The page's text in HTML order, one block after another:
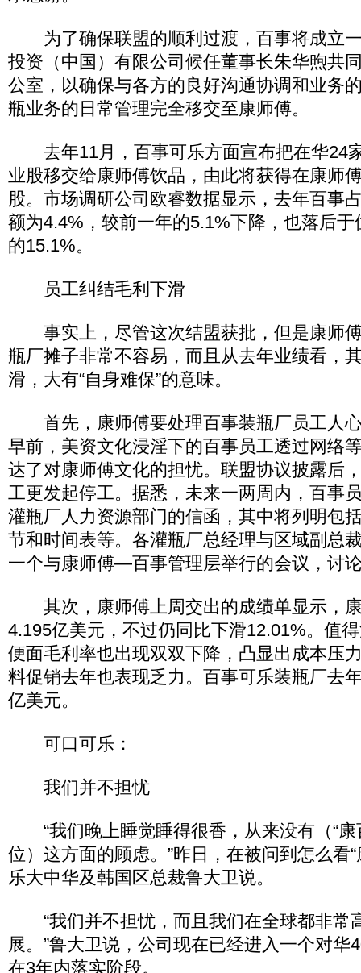
为了确保联盟的顺利过渡，百事将成立
投资（中国）有限公司候任董事长朱华煦共
公室，以确保与各方的良好沟通协调和业务
瓶业务的日常管理完全移交至康师傅。
去年11月，百事可乐方面宣布把在华24
业股移交给康师傅饮品，由此将获得在康师
股。市场调研公司欧睿数据显示，去年百事
额为4.4%，较前一年的5.1%下降，也落后
的15.1%。
员工纠结毛利下滑
事实上，尽管这次结盟获批，但是康师
瓶厂摊子非常不容易，而且从去年业绩看，
滑，大有“自身难保”的意味。
首先，康师傅要处理百事装瓶厂员工人
早前，美资文化浸淫下的百事员工透过网络
达了对康师傅文化的担忧。联盟协议披露后
工更发起停工。据悉，未来一两周内，百事
灌瓶厂人力资源部门的信函，其中将列明包
节和时间表等。各灌瓶厂总经理与区域副总
一个与康师傅―百事管理层举行的会议，讨
其次，康师傅上周交出的成绩单显示，
4.195亿美元，不过仍同比下滑12.01%。值
便面毛利率也出现双双下降，凸显出成本压
料促销去年也表现乏力。百事可乐装瓶厂去
亿美元。
可口可乐：
我们并不担忧
“我们晚上睡觉睡得很香，从来没有（“康
位）这方面的顾虑。”昨日，在被问到怎么看
乐大中华及韩国区总裁鲁大卫说。
“我们并不担忧，而且我们在全球都非常
展。”鲁大卫说，公司现在已经进入一个对华
在3年内落实阶段。